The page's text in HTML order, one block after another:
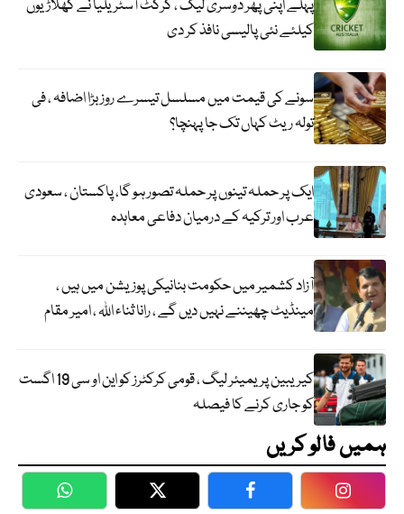
پہلے اپنی پھر دوسری لیگ ، کرکٹ آسٹریلیا نے کھلاڑیوں
کیلئے نئی پالیسی نافذ کر دی
سونے کی قیمت میں مسلسل تیسرے روز بڑا اضافہ ، فی
تولہ ریٹ کہاں تک جا پہنچا؟
ایک پر حملہ تینوں پر حملہ تصور ہو گا، پاکستان ، سعودی
عرب اور ترکیہ کے درمیان دفاعی معاہدہ
آزاد کشمیر میں حکومت بنانیکی پوزیشن میں ہیں ،
مینڈیٹ چھیننے نہیں دیں گے ، رانا ثناء اللہ ، امیر مقام
کیریبین پریمیئر لیگ ، قومی کرکٹرز کو این او سی 19 اگست
کو جاری کرنے کا فیصلہ
ہمیں فالو کریں
WhatsApp Twitter Facebook